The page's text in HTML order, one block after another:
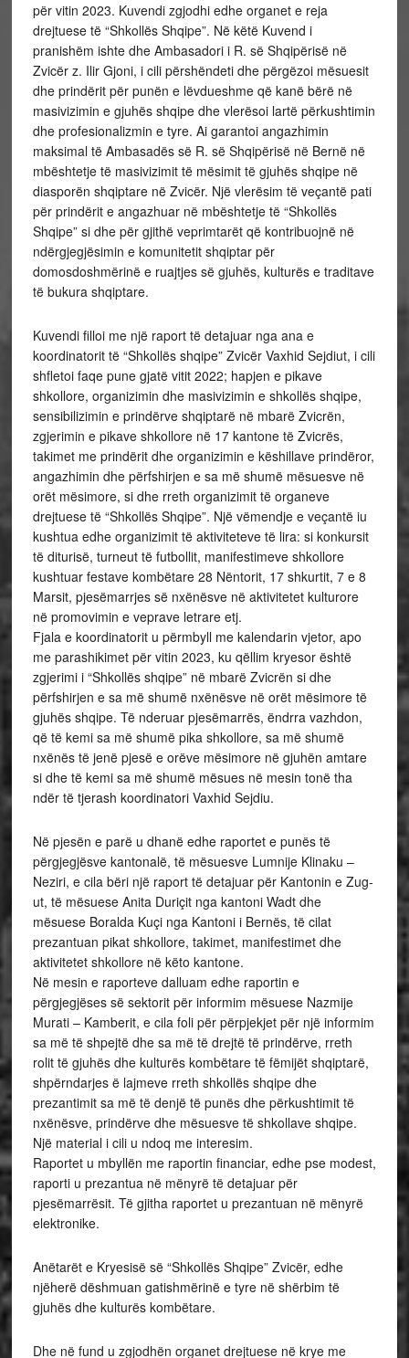
për vitin 2023. Kuvendi zgjodhi edhe organet e reja
drejtuese të “Shkollës Shqipe”. Në këtë Kuvend i
pranishëm ishte dhe Ambasadori i R. së Shqipërisë në
Zvicër z. Ilir Gjoni, i cili përshëndeti dhe përgëzoi mësuesit
dhe prindërit për punën e lëvdueshme që kanë bërë në
masivizimin e gjuhës shqipe dhe vlerësoi lartë përkushtimin
dhe profesionalizmin e tyre. Ai garantoi angazhimin
maksimal të Ambasadës së R. së Shqipërisë në Bernë në
mbështetje të masivizimit të mësimit të gjuhës shqipe në
diasporën shqiptare në Zvicër. Një vlerësim të veçantë pati
për prindërit e angazhuar në mbështetje të “Shkollës
Shqipe” si dhe për gjithë veprimtarët që kontribuojnë në
ndërgjegjësimin e komunitetit shqiptar për
domosdoshmërinë e ruajtjes së gjuhës, kulturës e traditave
të bukura shqiptare.
Kuvendi filloi me një raport të detajuar nga ana e
koordinatorit të “Shkollës shqipe” Zvicër Vaxhid Sejdiut, i cili
shfletoi faqe pune gjatë vitit 2022; hapjen e pikave
shkollore, organizimin dhe masivizimin e shkollës shqipe,
sensibilizimin e prindërve shqiptarë në mbarë Zvicrën,
zgjerimin e pikave shkollore në 17 kantone të Zvicrës,
takimet me prindërit dhe organizimin e këshillave prindëror,
angazhimin dhe përfshirjen e sa më shumë mësuesve në
orët mësimore, si dhe rreth organizimit të organeve
drejtuese të “Shkollës Shqipe”. Një vëmendje e veçantë iu
kushtua edhe organizimit të aktiviteteve të lira: si konkursit
të diturisë, turneut të futbollit, manifestimeve shkollore
kushtuar festave kombëtare 28 Nëntorit, 17 shkurtit, 7 e 8
Marsit, pjesëmarrjes së nxënësve në aktivitetet kulturore
në promovimin e veprave letrare etj.
Fjala e koordinatorit u përmbyll me kalendarin vjetor, apo
me parashikimet për vitin 2023, ku qëllim kryesor është
zgjerimi i “Shkollës shqipe” në mbarë Zvicrën si dhe
përfshirjen e sa më shumë nxënësve në orët mësimore të
gjuhës shqipe. Të nderuar pjesëmarrës, ëndrra vazhdon,
që të kemi sa më shumë pika shkollore, sa më shumë
nxënës të jenë pjesë e orëve mësimore në gjuhën amtare
si dhe të kemi sa më shumë mësues në mesin tonë tha
ndër të tjerash koordinatori Vaxhid Sejdiu.
Në pjesën e parë u dhanë edhe raportet e punës të
përgjegjësve kantonalë, të mësuesve Lumnije Klinaku –
Neziri, e cila bëri një raport të detajuar për Kantonin e Zug-
ut, të mësuese Anita Duriçit nga kantoni Wadt dhe
mësuese Boralda Kuçi nga Kantoni i Bernës, të cilat
prezantuan pikat shkollore, takimet, manifestimet dhe
aktivitetet shkollore në këto kantone.
Në mesin e raporteve dalluam edhe raportin e
përgjegjëses së sektorit për informim mësuese Nazmije
Murati – Kamberit, e cila foli për përpjekjet për një informim
sa më të shpejtë dhe sa më të drejtë të prindërve, rreth
rolit të gjuhës dhe kulturës kombëtare të fëmijët shqiptarë,
shpërndarjes ë lajmeve rreth shkollës shqipe dhe
prezantimit sa më të denjë të punës dhe përkushtimit të
nxënësve, prindërve dhe mësuesve të shkollave shqipe.
Një material i cili u ndoq me interesim.
Raportet u mbyllën me raportin financiar, edhe pse modest,
raporti u prezantua në mënyrë të detajuar për
pjesëmarrësit. Të gjitha raportet u prezantuan në mënyrë
elektronike.
Anëtarët e Kryesisë së “Shkollës Shqipe” Zvicër, edhe
njëherë dëshmuan gatishmërinë e tyre në shërbim të
gjuhës dhe kulturës kombëtare.
Dhe në fund u zgjodhën organet drejtuese në krye me